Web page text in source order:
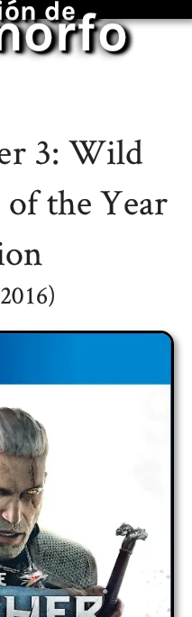
de
3: Wild
the Year